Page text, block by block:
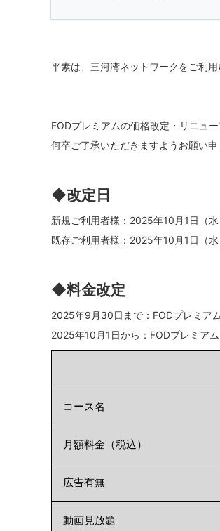
平素は、三河湾ネットワークをご利
FODプレミアムの価格改定・リニュ
何卒ご了承いただきますようお願い申
◆改定日
新規ご利用者様：2025年10月1日（
既存ご利用者様：2025年10月1日（
◆料金改定
2025年9月30日まで：FODプ
2025年10月1日から：FODプレミア
コース名
月額料金（税込）
広告有無
動画見放題